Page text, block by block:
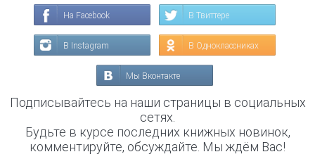
На Facebook В Твиттере
В Instagram В Одноклассниках
Мы Вконтакте
Подписывайтесь на наши страницы в социальных
сетях.
Будьте в курсе последних книжных новинок,
комментируйте, обсуждайте. Мы ждём Вас!